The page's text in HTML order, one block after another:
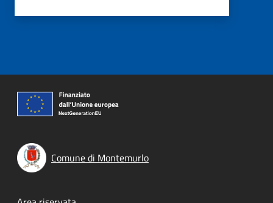
Comune di Montemurlo